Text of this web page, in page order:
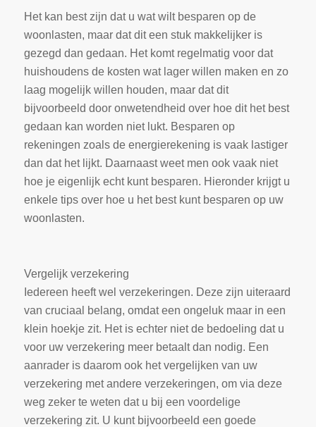
Het kan best zijn dat u wat wilt besparen op de
woonlasten, maar dat dit een stuk makkelijker is
gezegd dan gedaan. Het komt regelmatig voor dat
huishoudens de kosten wat lager willen maken en zo
laag mogelijk willen houden, maar dat dit
bijvoorbeeld door onwetendheid over hoe dit het best
gedaan kan worden niet lukt. Besparen op
rekeningen zoals de energierekening is vaak lastiger
dan dat het lijkt. Daarnaast weet men ook vaak niet
hoe je eigenlijk echt kunt besparen. Hieronder krijgt u
enkele tips over hoe u het best kunt besparen op uw
woonlasten.
Vergelijk verzekering
Iedereen heeft wel verzekeringen. Deze zijn uiteraard
van cruciaal belang, omdat een ongeluk maar in een
klein hoekje zit. Het is echter niet de bedoeling dat u
voor uw verzekering meer betaalt dan nodig. Een
aanrader is daarom ook het vergelijken van uw
verzekering met andere verzekeringen, om via deze
weg zeker te weten dat u bij een voordelige
verzekering zit. U kunt bijvoorbeeld een goede